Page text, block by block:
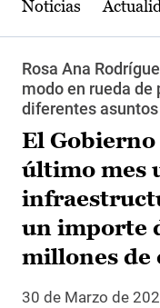
Noticias
Rosa Ana
modo en rueda de
diferentes
El
último mes
un importe
millones de
30 de Marzo de